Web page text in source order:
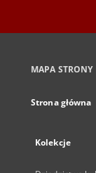
MAPA STRONY
Strona główna
Kolekcje